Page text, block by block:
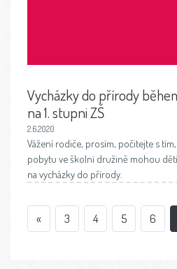
Vycházky do přírody
na 1. stupni ZŠ
2.6.2020
Vážení rodiče, prosím, počitejte s
pobytu ve školní družině mohou
na vycházky do přírody.
« 3 4 5 6